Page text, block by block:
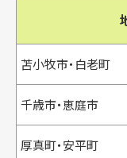
苫小牧市・白老町
千歳市・恵庭市
厚真町・安平町